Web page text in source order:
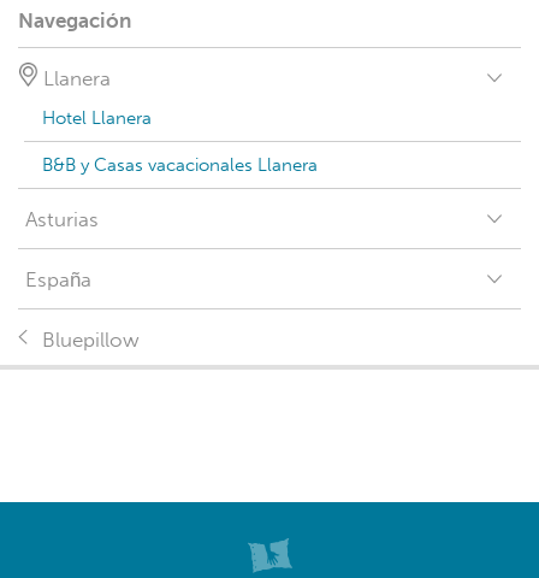
Navegación
Llanera
Hotel Llanera
B&B y Casas vacacionales Llanera
Asturias
España
Bluepillow